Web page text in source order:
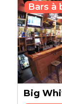
Big
Bars à